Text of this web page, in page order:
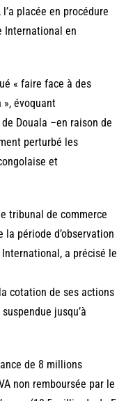
placée en procédure
International en
« faire face à des
évoquant
Douala –en raison de
perturbé les
et
tribunal de commerce
période d’observation
a précisé le
cotation de ses actions
jusqu’à
de 8 millions
non remboursée par le